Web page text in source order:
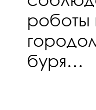
роботы
буря…